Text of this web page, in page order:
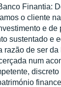
Finantia:
o cliente
e de
sustentado e
razão de ser
num